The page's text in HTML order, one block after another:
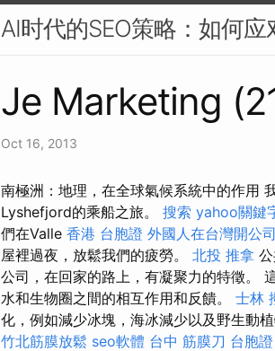
AI时代的SEO策略：如何
Je Marketing
Oct 16, 2013
南極洲：地理，在全球氣候系統中的作用
Lyshefjord的乘船之旅。 搜索 yahoo關鍵
們在Valle 香港 台胞證 外國人在台灣開公司
屋裡過夜，放鬆我們的疲勞。 北投 推拿
公司，在回家的路上，有凝聚力的特徵。
水和生物圈之間的相互作用和反饋。 士林
化，例如減少冰塊，海冰減少以及野生動
竹北筋膜放鬆 seo軟體 台中 筋膜刀 台胞